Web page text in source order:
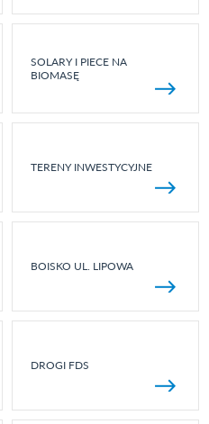
SOLARY I PIECE NA
BIOMASĘ
TERENY INWESTYCYJNE
BOISKO UL. LIPOWA
DROGI FDS